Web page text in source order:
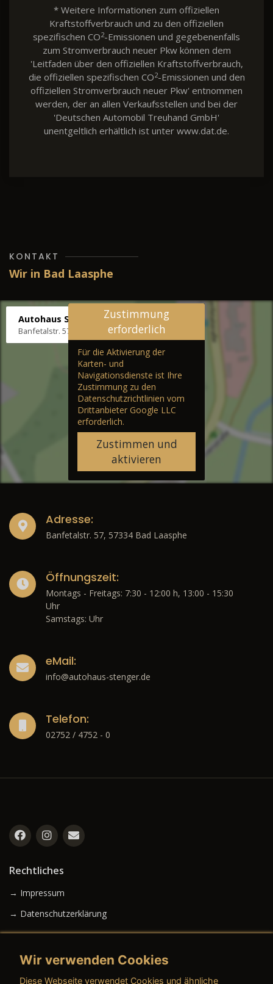
* Weitere Informationen zum offiziellen
Kraftstoffverbrauch und zu den offiziellen
spezifischen CO2-Emissionen und gegebenenfalls
zum Stromverbrauch neuer Pkw können dem
'Leitfaden über den offiziellen Kraftstoffverbrauch,
die offiziellen spezifischen CO2-Emissionen und den
offiziellen Stromverbrauch neuer Pkw' entnommen
werden, der an allen Verkaufsstellen und bei der
'Deutschen Automobil Treuhand GmbH'
unentgeltlich erhältlich ist unter www.dat.de.
KONTAKT
Wir in Bad Laasphe
Autohaus Stenger
Banfetalstr. 57, 57334 Bad Laasphe
Zustimmung
erforderlich
Für die Aktivierung der
Karten- und
Navigationsdienste ist Ihre
Zustimmung zu den
Datenschutzrichtlinien vom
Drittanbieter Google LLC
erforderlich.
Zustimmen und
aktivieren
Adresse:
Banfetalstr. 57, 57334 Bad Laasphe
Öffnungszeit:
Montags - Freitags: 7:30 - 12:00 h, 13:00 - 15:30
Uhr
Samstags: Uhr
eMail:
info@autohaus-stenger.de
Telefon:
02752 / 4752 - 0
Rechtliches
→ Impressum
→ Datenschutzerklärung
Wir verwenden Cookies
Diese Webseite verwendet Cookies und ähnliche